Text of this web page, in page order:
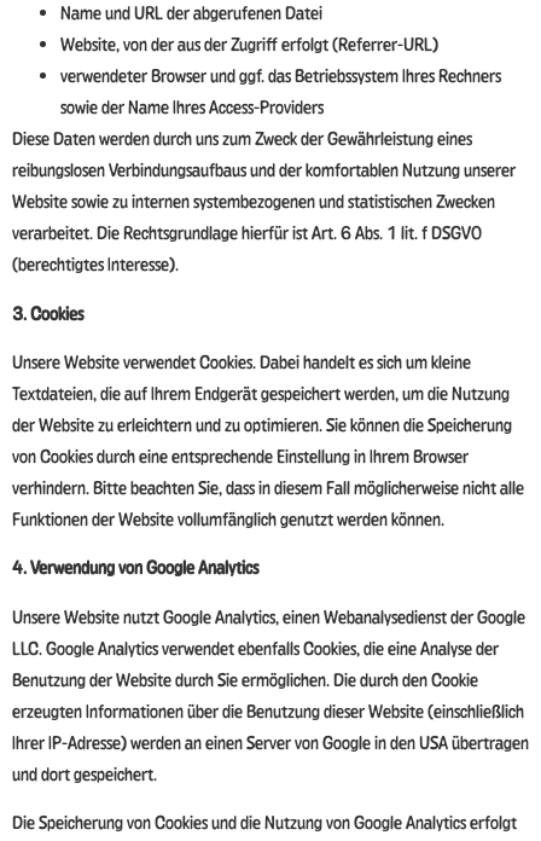
Name und URL der abgerufenen Datei
Website, von der aus der Zugriff erfolgt (Referrer-URL)
verwendeter Browser und ggf. das Betriebssystem Ihres Rechners
sowie der Name Ihres Access-Providers
Diese Daten werden durch uns zum Zweck der Gewährleistung eines
reibungslosen Verbindungsaufbaus und der komfortablen Nutzung unserer
Website sowie zu internen systembezogenen und statistischen Zwecken
verarbeitet. Die Rechtsgrundlage hierfür ist Art. 6 Abs. 1 lit. f DSGVO
(berechtigtes Interesse).
3. Cookies
Unsere Website verwendet Cookies. Dabei handelt es sich um kleine
Textdateien, die auf Ihrem Endgerät gespeichert werden, um die Nutzung
der Website zu erleichtern und zu optimieren. Sie können die Speicherung
von Cookies durch eine entsprechende Einstellung in Ihrem Browser
verhindern. Bitte beachten Sie, dass in diesem Fall möglicherweise nicht alle
Funktionen der Website vollumfänglich genutzt werden können.
4. Verwendung von Google Analytics
Unsere Website nutzt Google Analytics, einen Webanalysedienst der Google
LLC. Google Analytics verwendet ebenfalls Cookies, die eine Analyse der
Benutzung der Website durch Sie ermöglichen. Die durch den Cookie
erzeugten Informationen über die Benutzung dieser Website (einschließlich
Ihrer IP-Adresse) werden an einen Server von Google in den USA übertragen
und dort gespeichert.
Die Speicherung von Cookies und die Nutzung von Google Analytics erfolgt